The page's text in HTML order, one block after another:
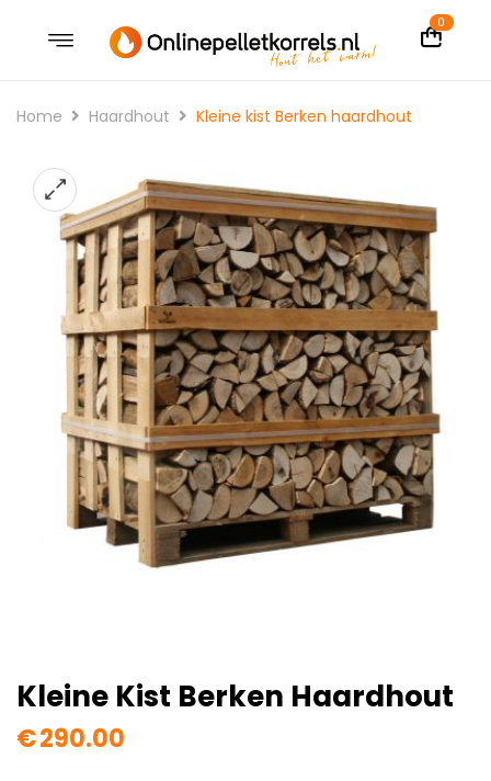
0
Home Haardhout Kleine kist Berken haardhout
Kleine Kist Berken Haardhout
€290.00